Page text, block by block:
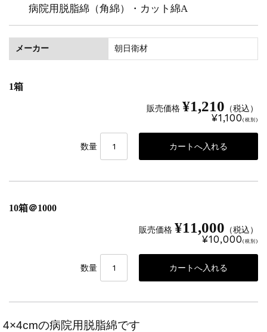
病院用脱脂綿（角綿）・カット綿A
メーカー 朝日衛材
1箱
販売価格 ¥1,210 （税込）
¥1,100(税別)
数量
10箱＠1000
販売価格 ¥11,000 （税込）
¥10,000(税別)
数量
4×4cmの病院用脱脂綿です